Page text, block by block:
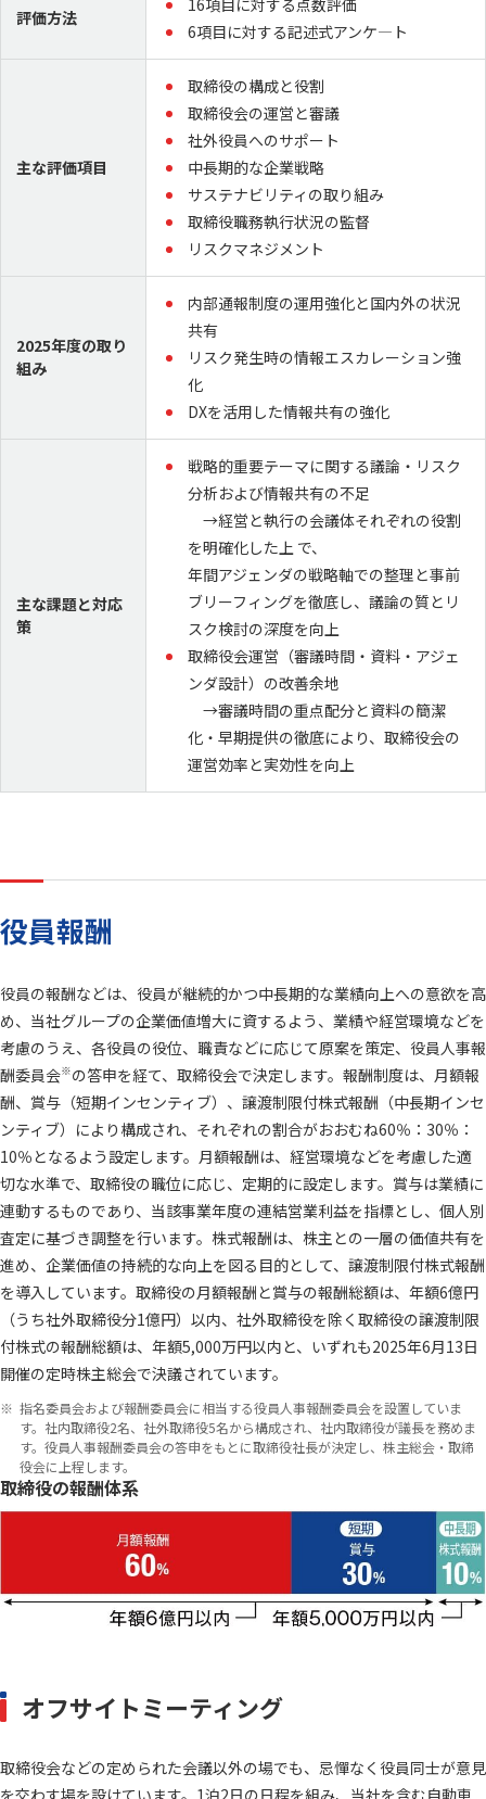
評価方法
16項目に対する点数評価
6項目に対する記述式アンケ―ト
主な評価項目
取締役の構成と役割
取締役会の運営と審議
社外役員へのサポート
中長期的な企業戦略
サステナビリティの取り組み
取締役職務執行状況の監督
リスクマネジメント
2025年度の取り
組み
内部通報制度の運用強化と国内外の状況
共有
リスク発生時の情報エスカレーション強
化
DXを活用した情報共有の強化
主な課題と対応
策
戦略的重要テーマに関する議論・リスク
分析および情報共有の不足
→経営と執行の会議体それぞれの役割
を明確化した上 で、
年間アジェンダの戦略軸での整理と事前
ブリーフィングを徹底し、議論の質とリ
スク検討の深度を向上
取締役会運営（審議時間・資料・アジェ
ンダ設計）の改善余地
→審議時間の重点配分と資料の簡潔
化・早期提供の徹底により、取締役会の
運営効率と実効性を向上
役員報酬
役員の報酬などは、役員が継続的かつ中長期的な業績向上への意欲を高
め、当社グループの企業価値増大に資するよう、業績や経営環境などを
考慮のうえ、各役員の役位、職責などに応じて原案を策定、役員人事報
酬委員会※の答申を経て、取締役会で決定します。報酬制度は、月額報
酬、賞与（短期インセンティブ）、譲渡制限付株式報酬（中長期インセ
ンティブ）により構成され、それぞれの割合がおおむね60％：30％：
10％となるよう設定します。月額報酬は、経営環境などを考慮した適
切な水準で、取締役の職位に応じ、定期的に設定します。賞与は業績に
連動するものであり、当該事業年度の連結営業利益を指標とし、個人別
査定に基づき調整を行います。株式報酬は、株主との一層の価値共有を
進め、企業価値の持続的な向上を図る目的として、譲渡制限付株式報酬
を導入しています。取締役の月額報酬と賞与の報酬総額は、年額6億円
（うち社外取締役分1億円）以内、社外取締役を除く取締役の譲渡制限
付株式の報酬総額は、年額5,000万円以内と、いずれも2025年6月13日
開催の定時株主総会で決議されています。
指名委員会および報酬委員会に相当する役員人事報酬委員会を設置していま
す。社内取締役2名、社外取締役5名から構成され、社内取締役が議長を務めま
す。役員人事報酬委員会の答申をもとに取締役社長が決定し、株主総会・取締
役会に上程します。
取締役の報酬体系
オフサイトミーティング
取締役会などの定められた会議以外の場でも、忌憚なく役員同士が意見
を交わす場を設けています。1泊2日の日程を組み、当社を含む自動車